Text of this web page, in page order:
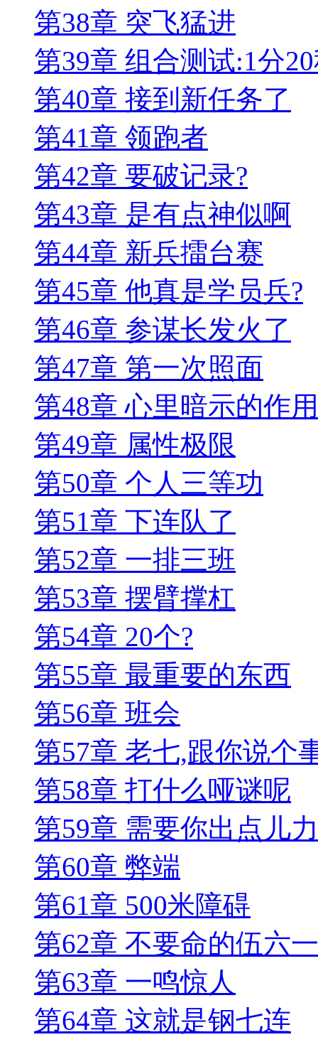
第38章 突飞猛进
第39章 组合测试:1分
第40章 接到新任务了
第41章 领跑者
第42章 要破记录?
第43章 是有点神似啊
第44章 新兵擂台赛
第45章 他真是学员兵?
第46章 参谋长发火了
第47章 第一次照面
第48章 心里暗示的作用
第49章 属性极限
第50章 个人三等功
第51章 下连队了
第52章 一排三班
第53章 摆臂撑杠
第54章 20个?
第55章 最重要的东西
第56章 班会
第57章 老七,跟你说个
第58章 打什么哑谜呢
第59章 需要你出点儿力
第60章 弊端
第61章 500米障碍
第62章 不要命的伍六一
第63章 一鸣惊人
第64章 这就是钢七连